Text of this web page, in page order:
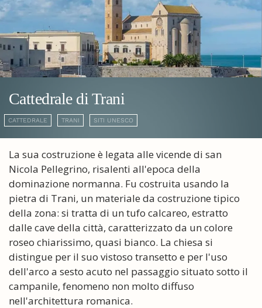
Cattedrale di Trani
CATTEDRALE TRANI SITI UNESCO
La sua costruzione è legata alle vicende di san
Nicola Pellegrino, risalenti all'epoca della
dominazione normanna. Fu costruita usando la
pietra di Trani, un materiale da costruzione tipico
della zona: si tratta di un tufo calcareo, estratto
dalle cave della città, caratterizzato da un colore
roseo chiarissimo, quasi bianco. La chiesa si
distingue per il suo vistoso transetto e per l'uso
dell'arco a sesto acuto nel passaggio situato sotto il
campanile, fenomeno non molto diffuso
nell'architettura romanica.